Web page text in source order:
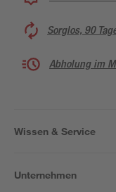
Sorglos, 90
Abholung im
Wissen & Service
Unternehmen